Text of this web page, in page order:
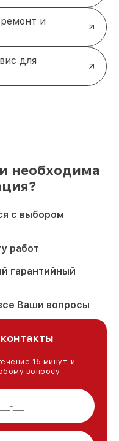
и
для
необходима
с выбором
работ
гарантийный
Ваши вопросы
15 минут, и
вопросу